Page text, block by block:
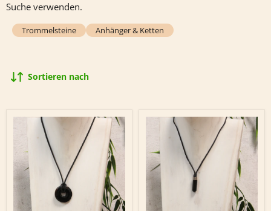
Suche verwenden.
Trommelsteine Anhänger & Ketten
Sortieren nach